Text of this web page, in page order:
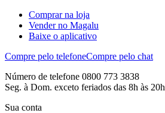
Comprar na loja
Vender no Magalu
Baixe o aplicativo
Compre pelo telefoneCompre pelo chat
Número de telefone 0800 773 3838
Seg. à Dom. exceto feriados das 8h às 20h
Sua conta